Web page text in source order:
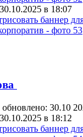
в 18:07
обновлено: 30.10
в 18:12